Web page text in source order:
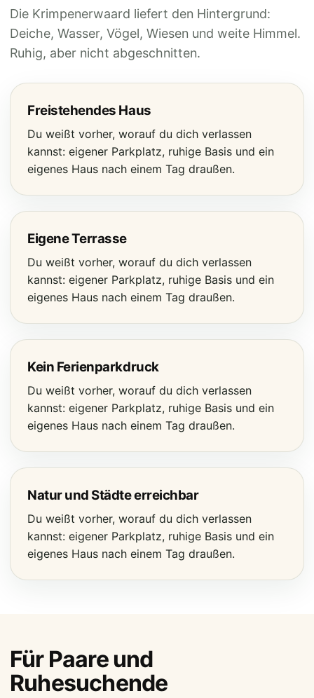
Die Krimpenerwaard liefert den Hintergrund:
Deiche, Wasser, Vögel, Wiesen und weite Himmel.
Ruhig, aber nicht abgeschnitten.
Freistehendes Haus
Du weißt vorher, worauf du dich verlassen
kannst: eigener Parkplatz, ruhige Basis und ein
eigenes Haus nach einem Tag draußen.
Eigene Terrasse
Du weißt vorher, worauf du dich verlassen
kannst: eigener Parkplatz, ruhige Basis und ein
eigenes Haus nach einem Tag draußen.
Kein Ferienparkdruck
Du weißt vorher, worauf du dich verlassen
kannst: eigener Parkplatz, ruhige Basis und ein
eigenes Haus nach einem Tag draußen.
Natur und Städte erreichbar
Du weißt vorher, worauf du dich verlassen
kannst: eigener Parkplatz, ruhige Basis und ein
eigenes Haus nach einem Tag draußen.
Für Paare und
Ruhesuchende